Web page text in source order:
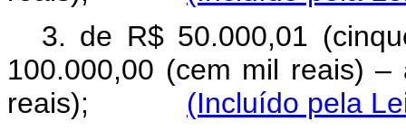
3. de R$ 50.000,01
100.000,00 (cem mil reais)
reais); (Incluído pela